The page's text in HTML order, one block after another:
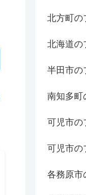
北方町の
北海道の
半田市の
南知多町
可児市の
可児市の
各務原市